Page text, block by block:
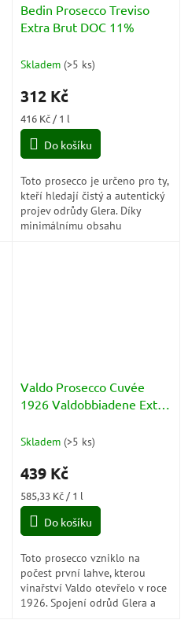
Bedin Prosecco Treviso
Extra Brut DOC 11%
Skladem (>5 ks)
312 Kč
Měrná
cena:
416 Kč / 1 l
Do košíku
Toto prosecco je určeno pro ty,
kteří hledají čistý a autentický
projev odrůdy Glera. Díky
minimálnímu obsahu
Valdo Prosecco Cuvée
1926 Valdobbiadene Extra
Skladem (>5 ks)
439 Kč
Měrná
cena:
585,33 Kč / 1 l
Do košíku
Toto prosecco vzniklo na
počest první lahve, kterou
vinařství Valdo otevřelo v roce
1926. Spojení odrůd Glera a